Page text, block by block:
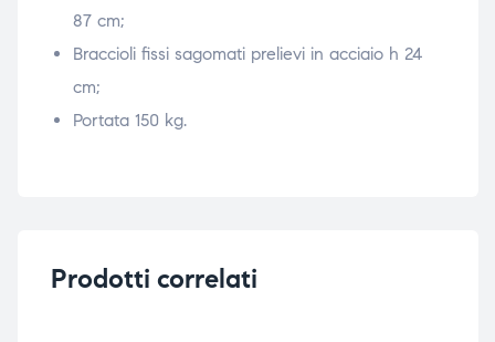
87 cm;
Braccioli fissi sagomati prelievi in acciaio h 24
cm;
Portata 150 kg.
Prodotti correlati